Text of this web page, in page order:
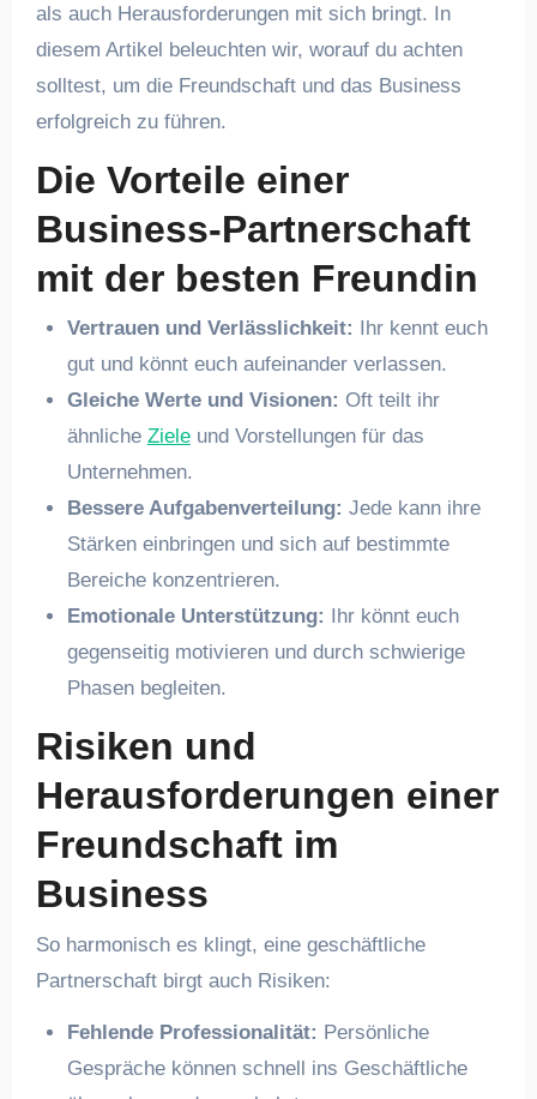
als auch Herausforderungen mit sich bringt. In
diesem Artikel beleuchten wir, worauf du achten
solltest, um die Freundschaft und das Business
erfolgreich zu führen.
Die Vorteile einer
Business-Partnerschaft
mit der besten Freundin
Vertrauen und Verlässlichkeit: Ihr kennt euch
gut und könnt euch aufeinander verlassen.
Gleiche Werte und Visionen: Oft teilt ihr
ähnliche Zieleund Vorstellungen für das
Unternehmen.
Bessere Aufgabenverteilung: Jede kann ihre
Stärken einbringen und sich auf bestimmte
Bereiche konzentrieren.
Emotionale Unterstützung: Ihr könnt euch
gegenseitig motivieren und durch schwierige
Phasen begleiten.
Risiken und
Herausforderungen einer
Freundschaft im
Business
So harmonisch es klingt, eine geschäftliche
Partnerschaft birgt auch Risiken:
Fehlende Professionalität: Persönliche
Gespräche können schnell ins Geschäftliche